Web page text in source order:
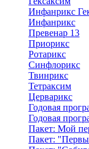
Инфанрикс
Инфанрикс
Превенар 13
Приорикс
Ротарикс
Синфлорикс
Твинрикс
Тетраксим
Церварикс
Годовая
Годовая
Пакет: Мой
Пакет: